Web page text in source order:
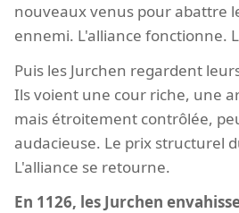
nouveaux venus pour abattre
ennemi. L'alliance fonctionne.
Puis les Jurchen regardent
Ils voient une cour riche, une
mais étroitement contrôlée,
audacieuse. Le prix structurel
L'alliance se retourne.
En 1126, les Jurchen